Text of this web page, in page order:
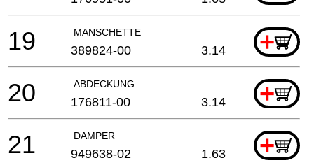
MANSCHETTE +
19 389824-00 3.14
ABDECKUNG +
20 176811-00 3.14
DAMPER +
21 949638-02 1.63